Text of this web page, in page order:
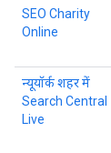
SEO Charity
Online
न्यूयॉर्क शहर में
Search Central
Live